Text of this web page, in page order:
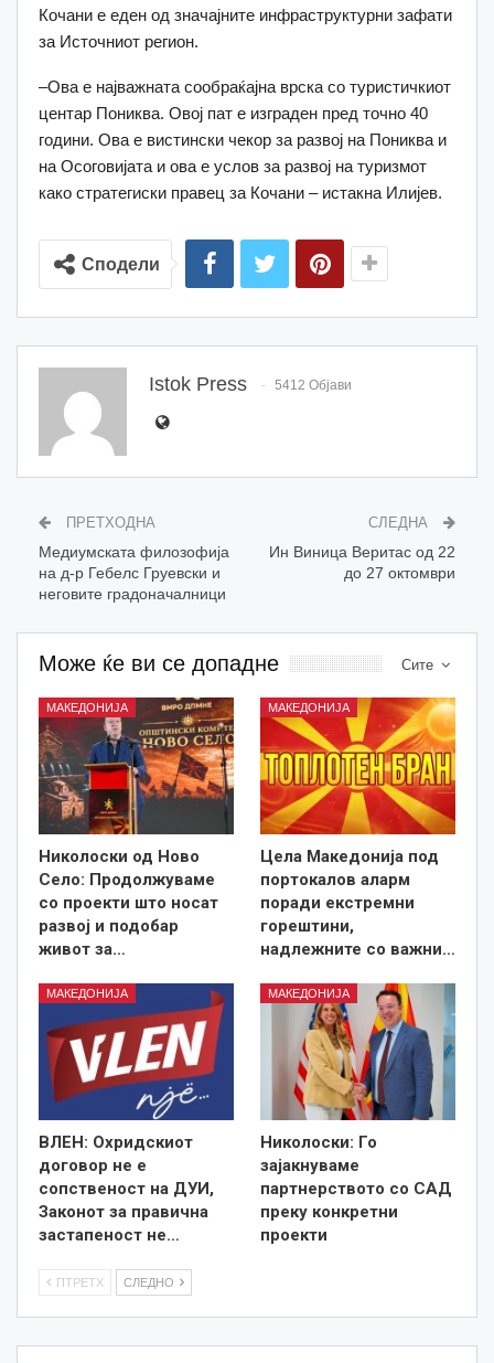
Кочани е еден од значајните инфраструктурни зафати
за Источниот регион.
–Ова е најважната сообраќајна врска со туристичкиот
центар Пониква. Овој пат е изграден пред точно 40
години. Ова е вистински чекор за развој на Пониква и
на Осоговијата и ова е услов за развој на туризмот
како стратегиски правец за Кочани – истакна Илијев.
Сподели
Istok Press 5412 Објави
ПРЕТХОДНА
Медиумската филозофија
на д-р Гебелс Груевски и
неговите градоначалници
СЛЕДНА
Ин Виница Веритас од 22
до 27 октомври
Сите
Може ќе ви се допадне
МАКЕДОНИЈА
Николоски од Ново
Село: Продолжуваме
со проекти што носат
развој и подобар
живот за…
МАКЕДОНИЈА
Цела Македонија под
портокалов аларм
поради екстремни
горештини,
надлежните со важни…
МАКЕДОНИЈА
ВЛЕН: Охридскиот
договор не е
сопственост на ДУИ,
Законот за правична
застапеност не…
МАКЕДОНИЈА
Николоски: Го
зајакнуваме
партнерството со САД
преку конкретни
проекти
ПТРЕТХ СЛЕДНО